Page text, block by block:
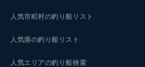
人気市町村の釣り船リスト
人気港の釣り船リスト
人気エリアの釣り船検索